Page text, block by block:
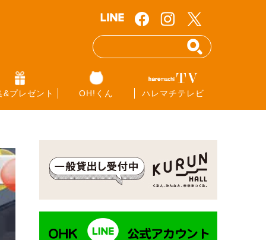
&プレゼント OH!くん ハレマチテレビ